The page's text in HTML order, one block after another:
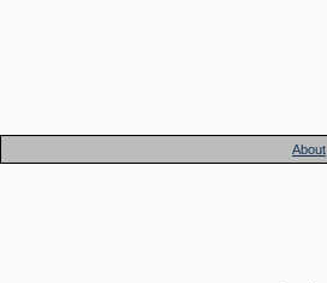
About